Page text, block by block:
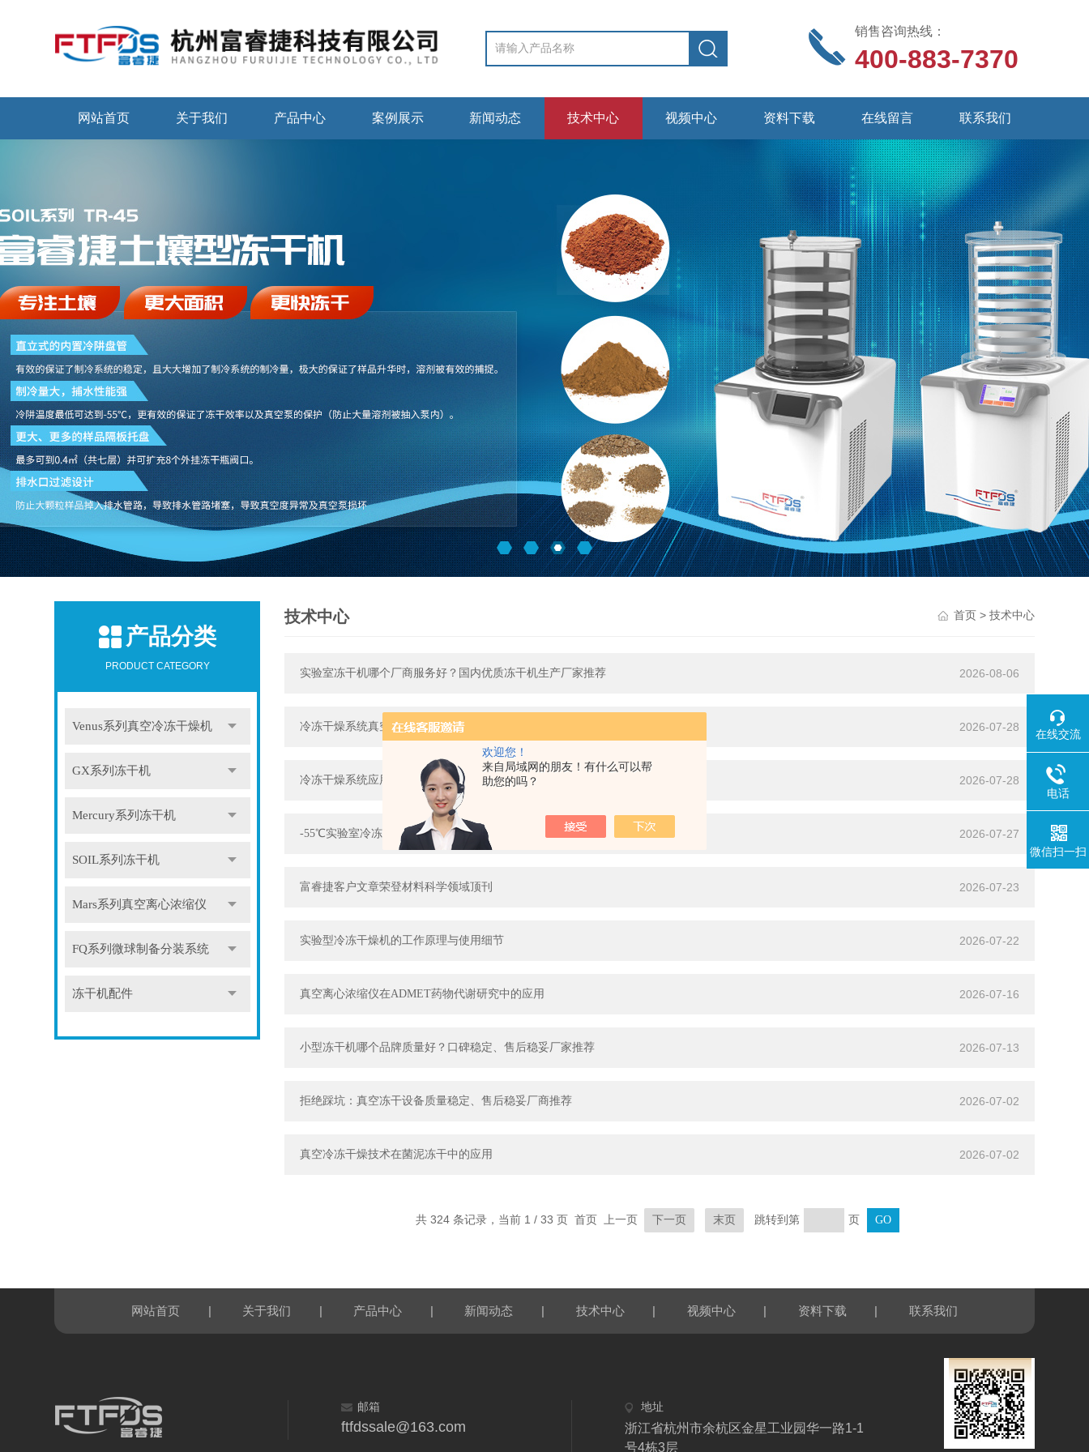
欢迎您！
来自局域网的朋友！有什么可以帮
助您的吗？
销售咨询热线：
400-883-7370
网站首页 关于我们 产品中心 案例展示 新闻动态 技术中心 视频中心 资料下载 在线留言 联系我们
产品分类
PRODUCT CATEGORY
Venus系列真空冷冻干燥机
GX系列冻干机
Mercury系列冻干机
SOIL系列冻干机
Mars系列真空离心浓缩仪
FQ系列微球制备分装系统
冻干机配件
技术中心 首页> 技术中心
实验室冻干机哪个厂商服务好？国内优质冻干机生产厂家推荐 2026-08-06
冷冻干燥系统真空度不稳定？快速排查解决方法 2026-07-28
冷冻干燥系统应用优势与工艺优化方案 2026-07-28
-55℃实验室冷冻干燥机全面解析：选型要点、核心配置与功能优势 2026-07-27
富睿捷客户文章荣登材料科学领域顶刊 2026-07-23
实验型冷冻干燥机的工作原理与使用细节 2026-07-22
真空离心浓缩仪在ADMET药物代谢研究中的应用 2026-07-16
小型冻干机哪个品牌质量好？口碑稳定、售后稳妥厂家推荐 2026-07-13
拒绝踩坑：真空冻干设备质量稳定、售后稳妥厂商推荐 2026-07-02
真空冷冻干燥技术在菌泥冻干中的应用 2026-07-02
共 324 条记录，当前 1 / 33 页 首页 上一页 下一页 末页 跳转到第 页
网站首页 | 关于我们 | 产品中心 | 新闻动态 | 技术中心 | 视频中心 | 资料下载 | 联系我们
邮箱
ftfdssale@163.com
地址
浙江省杭州市余杭区金星工业园华一路1-1
号4栋3层
在线交流
电话
微信扫一扫